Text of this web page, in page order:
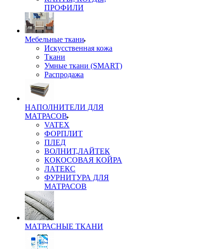
ПРОФИЛИ
Мебельные ткани
Искусственная кожа
Ткани
Умные ткани (SMART)
Распродажа
НАПОЛНИТЕЛИ ДЛЯ
МАТРАСОВ
VATEX
ФОРПЛИТ
ПЛЕД
ВОЛНИТ,ЛАЙТЕК
КОКОСОВАЯ КОЙРА
ЛАТЕКС
ФУРНИТУРА ДЛЯ
МАТРАСОВ
МАТРАСНЫЕ ТКАНИ